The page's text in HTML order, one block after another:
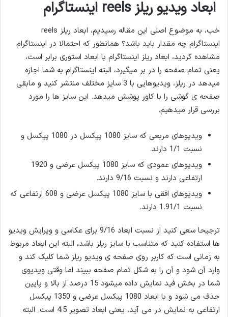
ابعاد ویدیو ریلز reels اینستاگرام
خب، به موضوع اصلی این مقاله رسیدیم، ابعاد ریلز reels
اینستاگرام چه مقدار باید باشد؟ همانطور که احتمالا در اینستاگرام
مشاهده کردید، ابعاد ریلز اینستاگرام با ابعاد استوری برابر است،
یعنی تمام صفحه را در بر میگیرد، البته اینستاگرام به شما اجازه
میدهد در ریلز، ویدیوهایی با 3 سایز مختلف منتشر کنید و مابقی
صفحه ی گوشی را با کاور پوشش میدهد. این سایز ها را مورد
بررسی قرار میدهیم.
ویدیوهای مربعی که سایز 1080 پیکسل در 1080 پیکسل و
نسبت 1/1 دارند.
ویدیوهای عمودی که سایز 1080 پیکسل عرضی و 1920
ارتفاعی دارند و نسبت 9/16 دارند.
ویدیوهای افقی با سایز 1080 پیکسل عرضی و 608 ارتفاعی که
نسبت 1.91/1 دارند.
ترجیحا سعی کنید از نسبت ابعاد 9/16 برای عکاسی و ویرایش ویدیو
ها استفاده کنید که متناسب با سایز ریلز باشد، البته این ابعاد مربوط
به زمانی است که کاربر روی صفحه ی ویدیو ریلز شما کلیک کند و
وارد آن شود و آن را به ‌شکل تمام‌ صفحه ببیند اما وقتی ویدیو‌ی
شما در بخش فید نمایش داده میشود 15 درصد از بالا و پایین
حذف می شود و با ابعاد 1080 پیکسل عرضی و 1350 پیکسل
ارتفاعی به نمایش در می آید. یعنی ابعاد تصویر 4:5 است. البته